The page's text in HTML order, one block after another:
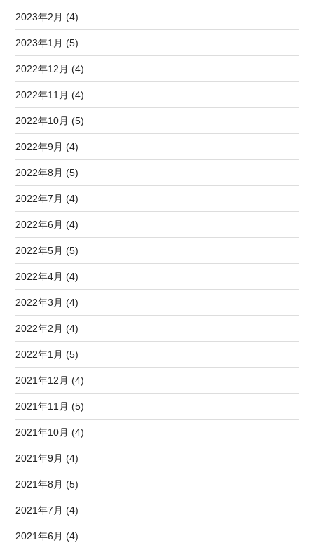
2023年2月 (4)
2023年1月 (5)
2022年12月 (4)
2022年11月 (4)
2022年10月 (5)
2022年9月 (4)
2022年8月 (5)
2022年7月 (4)
2022年6月 (4)
2022年5月 (5)
2022年4月 (4)
2022年3月 (4)
2022年2月 (4)
2022年1月 (5)
2021年12月 (4)
2021年11月 (5)
2021年10月 (4)
2021年9月 (4)
2021年8月 (5)
2021年7月 (4)
2021年6月 (4)